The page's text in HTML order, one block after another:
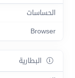
الحساسات
Browser
البطارية